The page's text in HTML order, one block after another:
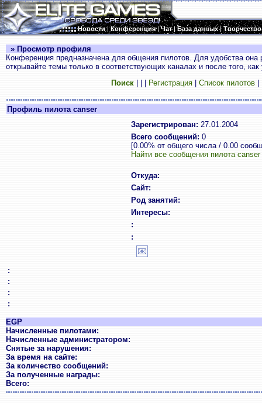
Новости|Конференция|Чат|База данных|Творчество
» Просмотр профиля
Конференция предназначена для общения пилотов. Для удобства
открывайте темы только в соответствующих каналах и после того,
Поиск
Регистрация Список пилотов
Профиль пилота canser
Зарегистрирован: 27.01.2004
Всего сообщений: 0
[0.00% от общего числа / 0.00
Найти все сообщения пилота canser
Откуда:
Сайт:
Род занятий:
Интересы:
:
:
:
:
:
:
EGP
Начисленные пилотами:
Начисленные администратором:
Снятые за нарушения:
За время на сайте:
За количество сообщений:
За полученные награды:
Всего: